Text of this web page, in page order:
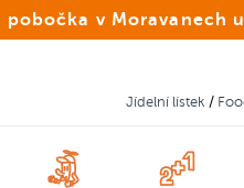
pobočka v Moravanech
Jídelní lístek /